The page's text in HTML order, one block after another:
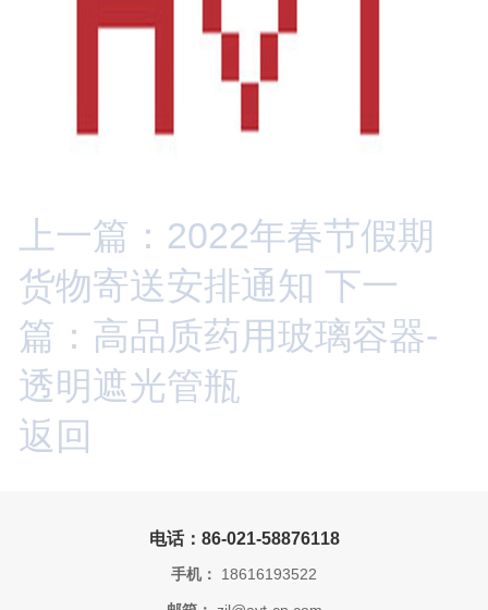
上一篇：2022年春节假期
货物寄送安排通知 下一
篇：高品质药用玻璃容器-
透明遮光管瓶
返回
电话：86-021-58876118
手机： 18616193522